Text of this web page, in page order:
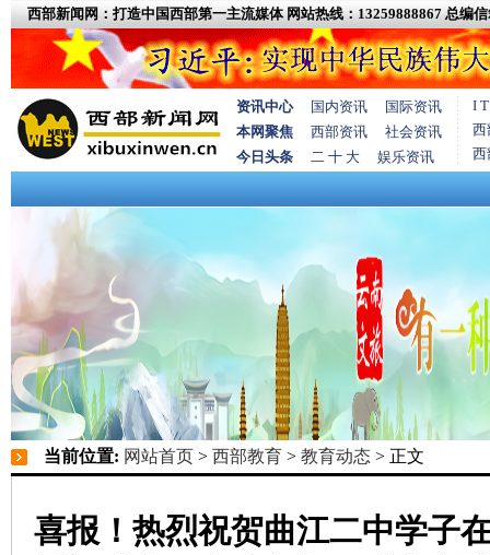
西部新闻网：打造中国西部第一主流媒体 网站热线：13259888867 总编信
资讯中心 国内资讯
国际资讯
本网聚焦
西部资讯
社会资讯
今日头条
二 十 大 娱乐资讯
I
西
西
当前位置: 网站首页 > 西部教育 > 教育动态 > 正文
喜报！热烈祝贺曲江二中学子